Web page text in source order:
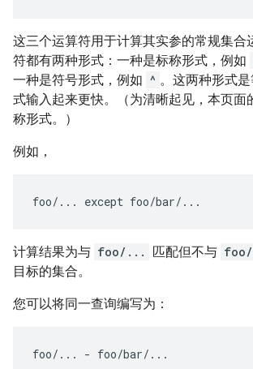
这三个运算符用于计算其实参的常规集合
符都有两种形式：一种是标称形式，例如
一种是符号形式，例如 ^ 。这两种形式
式输入起来更快。（为清晰起见，本页面
称形式。）
例如，
计算结果为与 foo/... 匹配但不与
目标的集合。
您可以将同一查询编写为：